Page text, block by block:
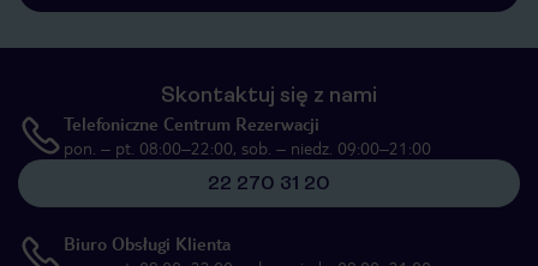
Skontaktuj się z nami
Telefoniczne Centrum Rezerwacji
pon. – pt. 08:00–22:00, sob. – niedz. 09:00–21:00
22 270 31 20
Biuro Obsługi Klienta